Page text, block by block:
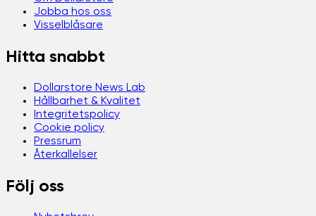
Jobba hos oss
Visselblåsare
Hitta snabbt
Dollarstore News Lab
Hållbarhet & Kvalitet
Integritetspolicy
Cookie policy
Pressrum
Återkallelser
Följ oss